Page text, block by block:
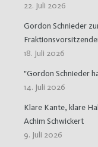
22. Juli 2026
Gordon Schnieder
18. Juli 2026
"Gordon Schnieder
14. Juli 2026
Klare Kante, klare
Achim Schwickert
9. Juli 2026